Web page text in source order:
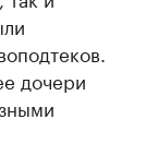
дочери